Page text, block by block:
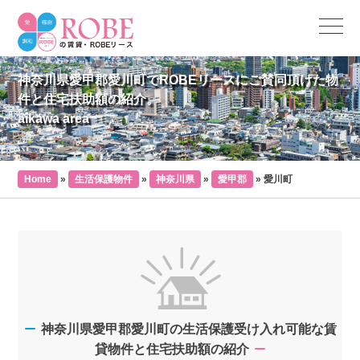
神奈川県愛甲郡愛川町でROBEリースにご賛同頂けた物
件と住宅扶助額の紹介。
aikawa area
Home » 生活保護物件 » 神奈川県 » 愛甲郡 »愛川町
神奈川県愛甲郡愛川町の生活保護受け入れ可能な賃
貸物件と住宅扶助額の紹介